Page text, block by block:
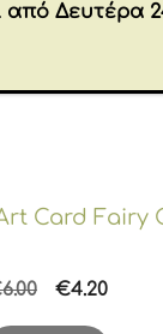
Card Fairy
6.00
Original
€4.20Η
από Δευτέρα